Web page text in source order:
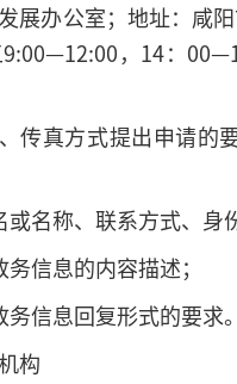
展办公室；地址：咸
，14：
传真方式提出申请
或名称、联系方式、身
务信息的内容描述；
务信息回复形式的要求。
构